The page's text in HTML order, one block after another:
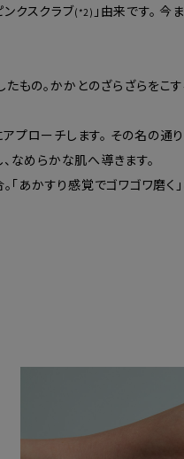
クスクラブ(*2) 」由来です。
もの。かかとのざらざらを
プローチします。 その名の通
なめらかな肌へ導きます。
「あかすり感覚でゴワゴワ磨く